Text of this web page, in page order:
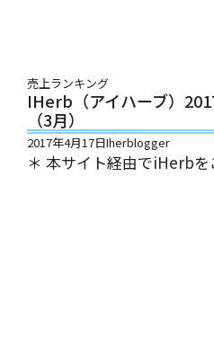
売上ランキング
IHerb（アイハーブ）
（3月）
2017年4月17日Iherblogger
＊ 本サイト経由でiHerbを